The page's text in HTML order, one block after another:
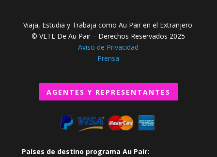
Viaja, Estudia y Trabaja como Au Pair en el Extranjero.
© VETE De Au Pair – Derechos Reservados 2025
Aviso de Privacidad
Prensa
AGENTES Y REPRESENTANTES
Países de destino programa Au Pair: